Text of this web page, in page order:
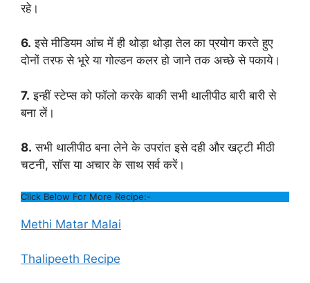
रहे।
6. इसे मीडियम आंच में ही थोड़ा थोड़ा तेल का प्रयोग करते हुए
दोनों तरफ से भूरे या गोल्डन कलर हो जाने तक अच्छे से पकाये।
7. इन्हीं स्टेप्स को फॉलो करके बाकी सभी थालीपीठ बारी बारी से
बना लें।
8. सभी थालीपीठ बना लेने के उपरांत इसे दही और खट्टी मीठी
चटनी, सॉस या अचार के साथ सर्व करें।
Click Below For More Recipe:-
Methi Matar Malai
Thalipeeth Recipe